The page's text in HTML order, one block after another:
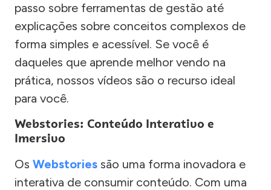
passo sobre ferramentas de gestão até
explicações sobre conceitos complexos de
forma simples e acessível. Se você é
daqueles que aprende melhor vendo na
prática, nossos vídeos são o recurso ideal
para você.
Webstories: Conteúdo Interativo e
Imersivo
Os Webstories são uma forma inovadora e
interativa de consumir conteúdo. Com uma